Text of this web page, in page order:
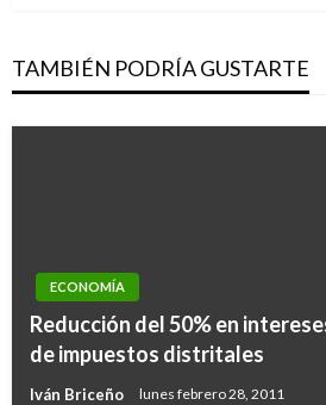
TAMBIÉN PODRÍA GUSTARTE
ECONOMÍA
Reducción del 50% en
de impuestos distritales
Iván Briceño lunes febrero 28, 2011